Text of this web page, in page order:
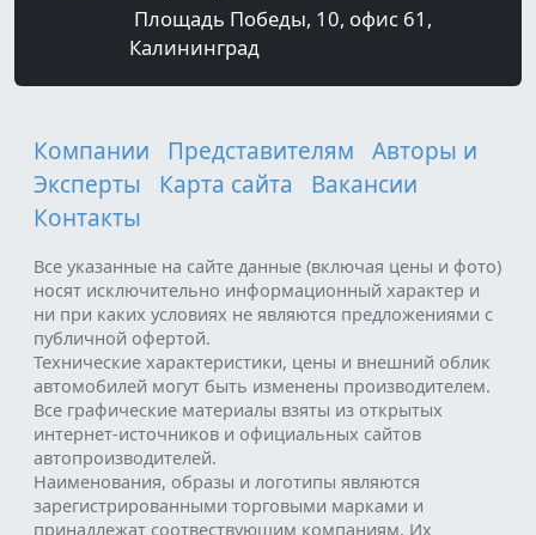
Площадь Победы, 10, офис 61,
Калининград
Компании Представителям
Авторы и
Эксперты
Карта сайта
Вакансии
Контакты
Все указанные на сайте данные (включая цены и фото)
носят исключительно информационный характер и
ни при каких условиях не являются предложениями с
публичной офертой.
Технические характеристики, цены и внешний облик
автомобилей могут быть изменены производителем.
Все графические материалы взяты из открытых
интернет-источников и официальных сайтов
автопроизводителей.
Наименования, образы и логотипы являются
зарегистрированными торговыми марками и
принадлежат соотвествующим компаниям. Их